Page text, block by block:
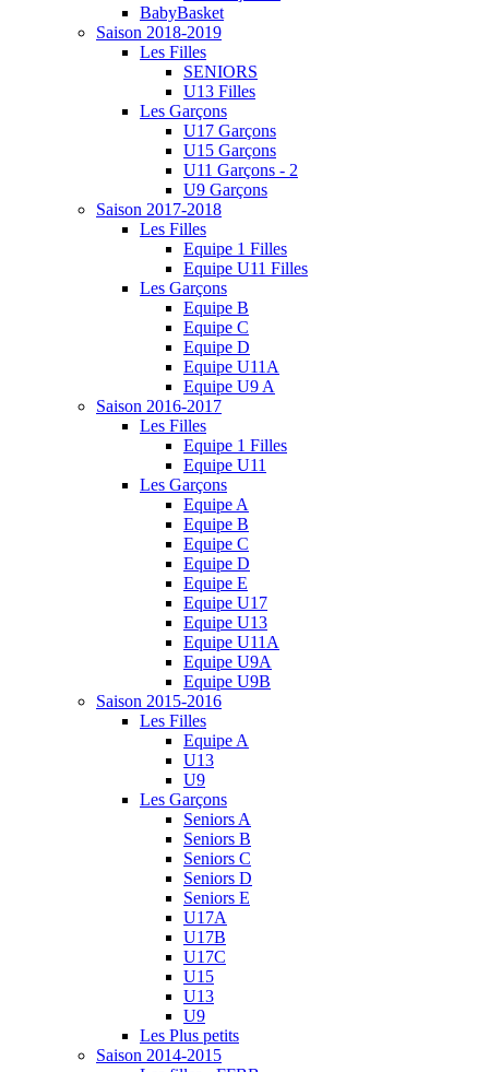
BabyBasket
Saison 2018-2019
Les Filles
SENIORS
U13 Filles
Les Garçons
U17 Garçons
U15 Garçons
U11 Garçons - 2
U9 Garçons
Saison 2017-2018
Les Filles
Equipe 1 Filles
Equipe U11 Filles
Les Garçons
Equipe B
Equipe C
Equipe D
Equipe U11A
Equipe U9 A
Saison 2016-2017
Les Filles
Equipe 1 Filles
Equipe U11
Les Garçons
Equipe A
Equipe B
Equipe C
Equipe D
Equipe E
Equipe U17
Equipe U13
Equipe U11A
Equipe U9A
Equipe U9B
Saison 2015-2016
Les Filles
Equipe A
U13
U9
Les Garçons
Seniors A
Seniors B
Seniors C
Seniors D
Seniors E
U17A
U17B
U17C
U15
U13
U9
Les Plus petits
Saison 2014-2015